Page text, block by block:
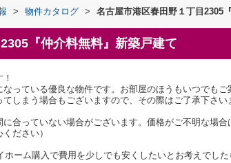
> 物件カタログ > 名古屋市港区春田野１丁目2305
『仲介料無料』新築戸建て
っている優良な物件です。お部屋のほうもいつでも
しまう場合もございますので、その際はご了承下さい
合っていない場合がございます。価格がご不明な場
ださい）
ーム購入で費用を少しでも安くしたいとお考えで